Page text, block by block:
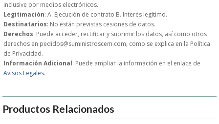
inclusive por medios electrónicos.
Legitimación: A. Ejecución de contrato B. Interés legítimo.
Destinatarios: No están previstas cesiones de datos.
Derechos: Puede acceder, rectificar y suprimir los datos, así como otros
derechos en pedidos@suministroscem.com, como se explica en la Política
de Privacidad.
Información Adicional: Puede ampliar la información en el enlace de
Avisos Legales.
Productos Relacionados